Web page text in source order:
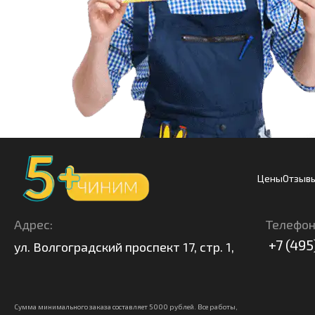
Цены
Адрес:
ул. Волгоградский проспект 17, стр. 1,
+7
Сумма минимального заказа составляет 5000 рублей. Все работы,